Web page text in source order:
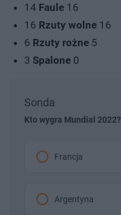
14 Faule 16
16 Rzuty wolne 16
6 Rzuty rożne 5
3 Spalone 0
Sonda
Kto wygra Mundial 2022?
Francja
Argentyna